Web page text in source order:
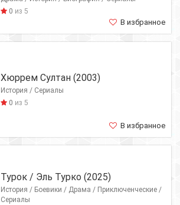
0 из 5
В избранное
Хюррем Султан (2003)
История / Сериалы
0 из 5
В избранное
Турок / Эль Турко (2025)
История / Боевики / Драма / Приключенческие /
Сериалы